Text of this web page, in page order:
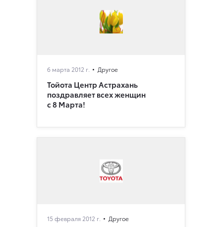
6 марта 2012 г. Другое
Тойота Центр Астрахань
поздравляет всех женщин
с 8 Марта!
15 февраля 2012 г. Другое